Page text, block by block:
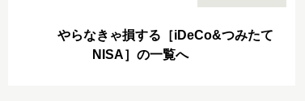
やらなきゃ損する［iDeCo&つみたて
NISA］の一覧へ